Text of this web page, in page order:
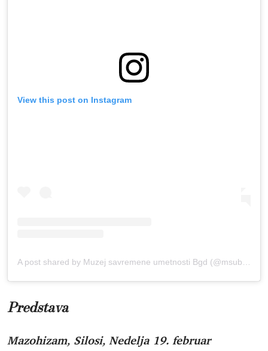
View this post on Instagram
Predstava
Mazohizam, Silosi, Nedelja 19. februar